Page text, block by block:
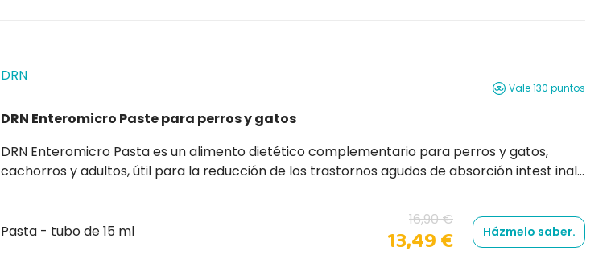
DRN
Vale 130 puntos
DRN Enteromicro Paste para perros y gatos
DRN Enteromicro Pasta es un alimento dietético complementario para perros y gatos,
cachorros y adultos, útil para la reducción de los trastornos agudos de absorción intest inal.
Pasta - tubo de 15 ml
16,90 €
13,49 € Házmelo saber.